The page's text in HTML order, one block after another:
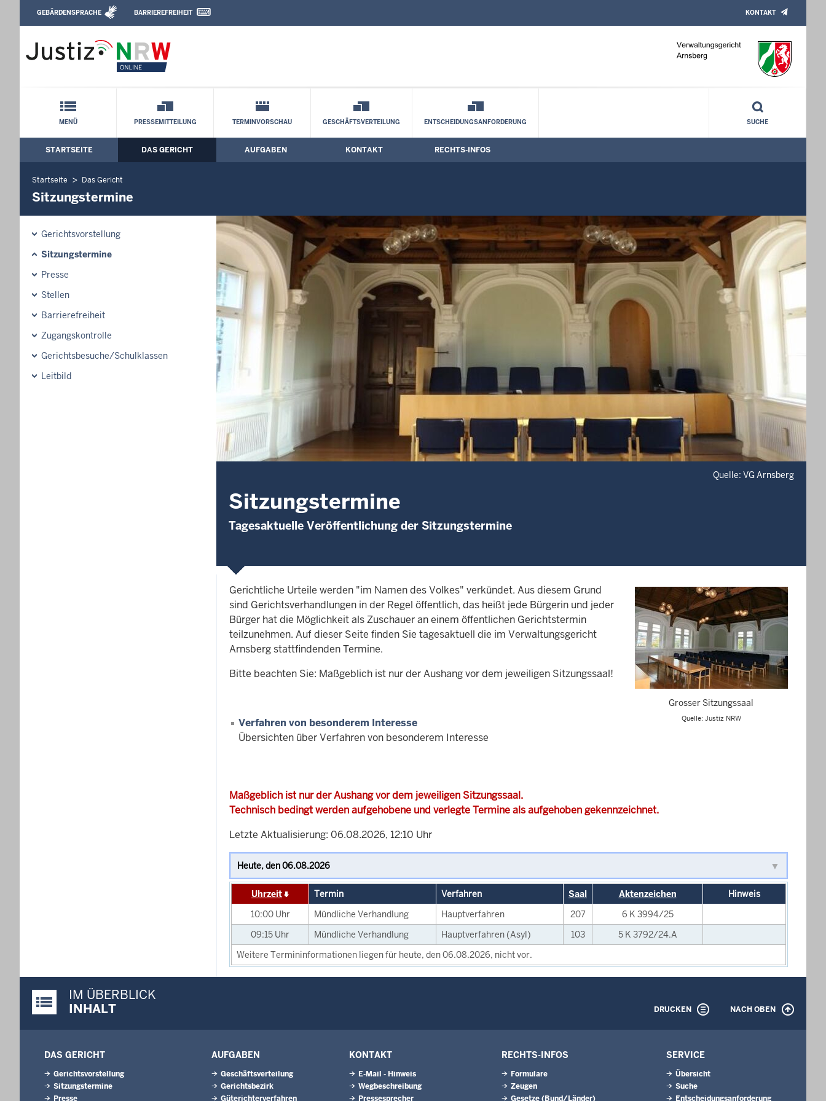
Verwaltungsgericht Arnsberg: Sitzungstermine
Direkt zum Inhalt
Leichte Sprache, Gebärdensprachenvideo und Kontaktformular
GEBÄRDENSPRACHE BARRIEREFREIHEIT KONTAKT
Schnellnavigation mit Volltext-Suche
MENÜ PRESSEMITTEILUNG TERMINVORSCHAU GESCHÄFTSVERTEILUNG ENTSCHEIDUNGSANFORDERUNG SUCHE
Hauptmenü: Hauptnavigation
STARTSEITE DAS GERICHT AUFGABEN KONTAKT RECHTS-INFOS
Startseite Das Gericht
Sitzungstermine
Gerichtsvorstellung
Sitzungstermine
Presse
Stellen
Barrierefreiheit
Zugangskontrolle
Gerichtsbesuche/Schulklassen
Leitbild
Quelle: VG Arnsberg
Sitzungstermine
Tagesaktuelle Veröffentlichung der Sitzungstermine
Grosser Sitzungssaal
Quelle: Justiz NRW
Gerichtliche Urteile werden "im Namen des Volkes" verkündet. Aus diesem Grund
sind Gerichtsverhandlungen in der Regel öffentlich, das heißt jede Bürgerin und jeder
Bürger hat die Möglichkeit als Zuschauer an einem öffentlichen Gerichtstermin
teilzunehmen. Auf dieser Seite finden Sie tagesaktuell die im Verwaltungsgericht
Arnsberg stattfindenden Termine.
Bitte beachten Sie: Maßgeblich ist nur der Aushang vor dem jeweiligen Sitzungssaal!
Verfahren von besonderem Interesse
Übersichten über Verfahren von besonderem Interesse
Maßgeblich ist nur der Aushang vor dem jeweiligen Sitzungssaal.
Technisch bedingt werden aufgehobene und verlegte Termine als aufgehoben gekennzeichnet.
Letzte Aktualisierung: 06.08.2026, 12:10 Uhr
Uhrzeit Termin Verfahren Saal Aktenzeichen
Hinweis
10:00 Uhr Mündliche Verhandlung Hauptverfahren 207
6 K 3994/25
09:15 Uhr Mündliche Verhandlung Hauptverfahren (Asyl) 103
5 K 3792/24.A
Weitere Termininformationen liegen für heute, den 06.08.2026, nicht vor.
Justiz-Portal im Überblick:
IM ÜBERBLICK
INHALT
DRUCKEN NACH OBEN
DAS GERICHT
Gerichtsvorstellung
Sitzungstermine
Presse
AUFGABEN
Geschäftsverteilung
Gerichtsbezirk
Güterichterverfahren
KONTAKT
E-Mail - Hinweis
Wegbeschreibung
Pressesprecher
RECHTS-INFOS
Formulare
Zeugen
Gesetze (Bund/Länder)
SERVICE
Übersicht
Suche
Entscheidungsanforderung